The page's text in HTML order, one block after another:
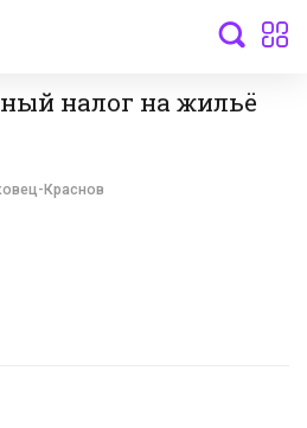
налог на жильё
Краснов